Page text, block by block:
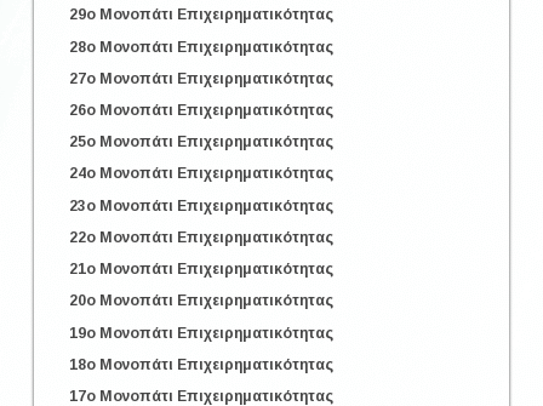
29o Μονοπάτι Επιχειρηματικότητας
28o Μονοπάτι Επιχειρηματικότητας
27o Μονοπάτι Επιχειρηματικότητας
26o Μονοπάτι Επιχειρηματικότητας
25o Μονοπάτι Επιχειρηματικότητας
24o Μονοπάτι Επιχειρηματικότητας
23o Μονοπάτι Επιχειρηματικότητας
22o Μονοπάτι Επιχειρηματικότητας
21o Μονοπάτι Επιχειρηματικότητας
20o Μονοπάτι Επιχειρηματικότητας
19o Μονοπάτι Επιχειρηματικότητας
18o Μονοπάτι Επιχειρηματικότητας
17o Μονοπάτι Επιχειρηματικότητας